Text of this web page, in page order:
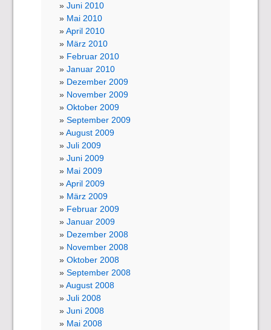
Juni 2010
Mai 2010
April 2010
März 2010
Februar 2010
Januar 2010
Dezember 2009
November 2009
Oktober 2009
September 2009
August 2009
Juli 2009
Juni 2009
Mai 2009
April 2009
März 2009
Februar 2009
Januar 2009
Dezember 2008
November 2008
Oktober 2008
September 2008
August 2008
Juli 2008
Juni 2008
Mai 2008